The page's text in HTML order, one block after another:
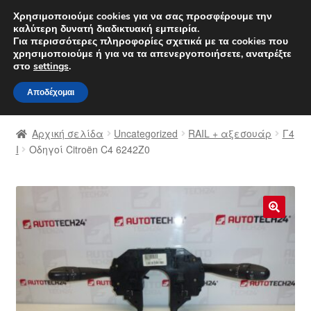
ΑΠΟΣΤΟΛΗ από 7 EUR
Δευτέρα-Παρ. 9 π.μ. - 4 μ.μ.
Απευθείας
μετάβαση
στην
πλοήγηση
Μετάβαση
σε
περιεχόμενο
Αρχική
Διαδικασία Παραπόνων
Καροτσάκι
Ο λογαριασμός μου
Αρχική σελίδα Uncategorized RAIL + αξεσουάρ
Γ4
Ι
Οδηγοί Citroën C4 6242Z0
🔍
Χρησιμοποιούμε cookies για να σας προσφέρουμε την
καλύτερη δυνατή διαδικτυακή εμπειρία.
Για περισσότερες πληροφορίες σχετικά με τα cookies που
χρησιμοποιούμε ή για να τα απενεργοποιήσετε, ανατρέξτε
στο settings.
Αποδέχομαι